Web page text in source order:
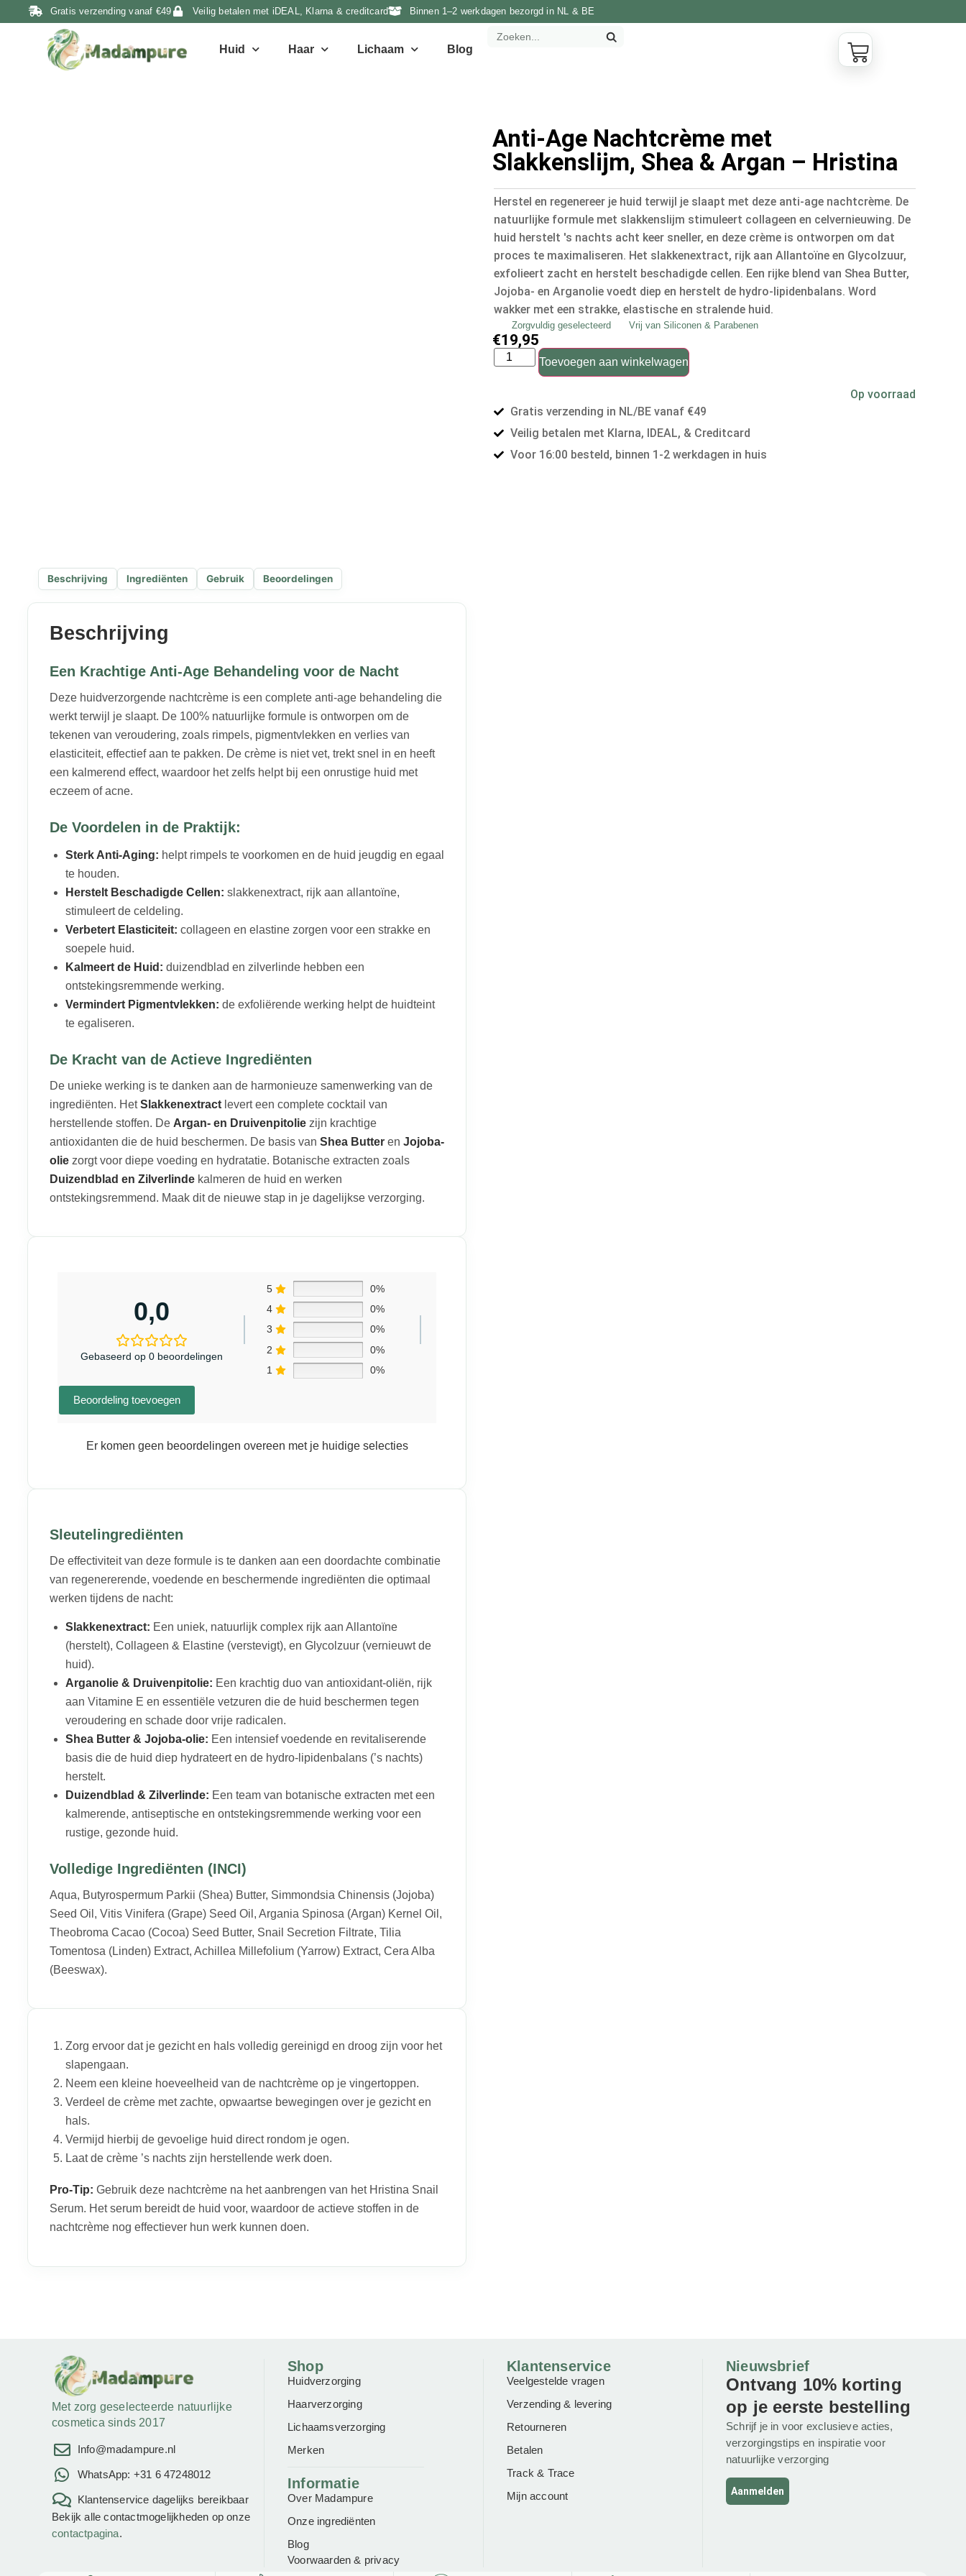
Gratis verzending vanaf €49 Veilig betalen met iDEAL, Klarna & creditcard Binnen 1–2 werkdagen bezorgd in NL & BE
Huid Haar Lichaam Blog
Beschrijving Beoordelingen
Ingrediënten Gebruik
Beschrijving
Een Krachtige Anti-Age Behandeling voor de Nacht
Deze huidverzorgende nachtcrème is een complete anti-age behandeling die
werkt terwijl je slaapt. De 100% natuurlijke formule is ontworpen om de
tekenen van veroudering, zoals rimpels, pigmentvlekken en verlies van
elasticiteit, effectief aan te pakken. De crème is niet vet, trekt snel in en heeft
een kalmerend effect, waardoor het zelfs helpt bij een onrustige huid met
eczeem of acne.
De Voordelen in de Praktijk:
Sterk Anti-Aging: helpt rimpels te voorkomen en de huid jeugdig en egaal
te houden.
Herstelt Beschadigde Cellen: slakkenextract, rijk aan allantoïne,
stimuleert de celdeling.
Verbetert Elasticiteit: collageen en elastine zorgen voor een strakke en
soepele huid.
Kalmeert de Huid: duizendblad en zilverlinde hebben een
ontstekingsremmende werking.
Vermindert Pigmentvlekken: de exfoliërende werking helpt de huidteint
te egaliseren.
De Kracht van de Actieve Ingrediënten
De unieke werking is te danken aan de harmonieuze samenwerking van de
ingrediënten. HetSlakkenextract levert een complete cocktail van
herstellende stoffen. De Argan- en Druivenpitolie zijn krachtige
antioxidanten die de huid beschermen. De basis van Shea Butter en Jojoba-
olie zorgt voor diepe voeding en hydratatie. Botanische extracten zoals
Duizendblad en Zilverlinde kalmeren de huid en werken
ontstekingsremmend. Maak dit de nieuwe stap in je dagelijkse verzorging.
0,0
Gebaseerd op 0 beoordelingen
5
0%
4
0%
3
0%
2
0%
1
0%
Beoordeling toevoegen
Er komen geen beoordelingen overeen met je huidige selecties
Sleutelingrediënten
De effectiviteit van deze formule is te danken aan een doordachte combinatie
van regenererende, voedende en beschermende ingrediënten die optimaal
werken tijdens de nacht:
Slakkenextract: Een uniek, natuurlijk complex rijk aan Allantoïne
(herstelt), Collageen & Elastine (verstevigt), en Glycolzuur (vernieuwt de
huid).
Arganolie & Druivenpitolie: Een krachtig duo van antioxidant-oliën, rijk
aan Vitamine E en essentiële vetzuren die de huid beschermen tegen
veroudering en schade door vrije radicalen.
Shea Butter & Jojoba-olie: Een intensief voedende en revitaliserende
basis die de huid diep hydrateert en de hydro-lipidenbalans (’s nachts)
herstelt.
Duizendblad & Zilverlinde: Een team van botanische extracten met een
kalmerende, antiseptische en ontstekingsremmende werking voor een
rustige, gezonde huid.
Volledige Ingrediënten (INCI)
Aqua, Butyrospermum Parkii (Shea) Butter, Simmondsia Chinensis (Jojoba)
Seed Oil, Vitis Vinifera (Grape) Seed Oil, Argania Spinosa (Argan) Kernel Oil,
Theobroma Cacao (Cocoa) Seed Butter, Snail Secretion Filtrate, Tilia
Tomentosa (Linden) Extract, Achillea Millefolium (Yarrow) Extract, Cera Alba
(Beeswax).
Zorg ervoor dat je gezicht en hals volledig gereinigd en droog zijn voor het
slapengaan.
Neem een kleine hoeveelheid van de nachtcrème op je vingertoppen.
Verdeel de crème met zachte, opwaartse bewegingen over je gezicht en
hals.
Vermijd hierbij de gevoelige huid direct rondom je ogen.
Laat de crème ’s nachts zijn herstellende werk doen.
Pro-Tip: Gebruik deze nachtcrème na het aanbrengen van het Hristina Snail
Serum. Het serum bereidt de huid voor, waardoor de actieve stoffen in de
nachtcrème nog effectiever hun werk kunnen doen.
Anti-Age Nachtcrème met
Slakkenslijm, Shea & Argan – Hristina
Herstel en regenereer je huid terwijl je slaapt met deze anti-age nachtcrème. De
natuurlijke formule met slakkenslijm stimuleert collageen en celvernieuwing. De
huid herstelt 's nachts acht keer sneller, en deze crème is ontworpen om dat
proces te maximaliseren. Het slakkenextract, rijk aan Allantoïne en Glycolzuur,
exfolieert zacht en herstelt beschadigde cellen. Een rijke blend van Shea Butter,
Jojoba- en Arganolie voedt diep en herstelt de hydro-lipidenbalans. Word
wakker met een strakke, elastische en stralende huid.
Zorgvuldig geselecteerd Vrij van Siliconen & Parabenen
€19,95
Toevoegen aan winkelwagen
Op voorraad
Gratis verzending in NL/BE vanaf €49
Veilig betalen met Klarna, IDEAL, & Creditcard
Voor 16:00 besteld, binnen 1-2 werkdagen in huis
Met zorg geselecteerde natuurlijke
cosmetica sinds 2017
Info@madampure.nl
WhatsApp: +31 6 47248012
Klantenservice dagelijks bereikbaar
Bekijk alle contactmogelijkheden op onze
contactpagina.
Shop
Huidverzorging
Haarverzorging
Lichaamsverzorging
Merken
Informatie
Over Madampure
Onze ingrediënten
Blog
Voorwaarden & privacy
Klantenservice
Veelgestelde vragen
Verzending & levering
Retourneren
Betalen
Track & Trace
Mijn account
Nieuwsbrief
Ontvang 10% korting
op je eerste bestelling
Schrijf je in voor exclusieve acties,
verzorgingstips en inspiratie voor
natuurlijke verzorging
Aanmelden